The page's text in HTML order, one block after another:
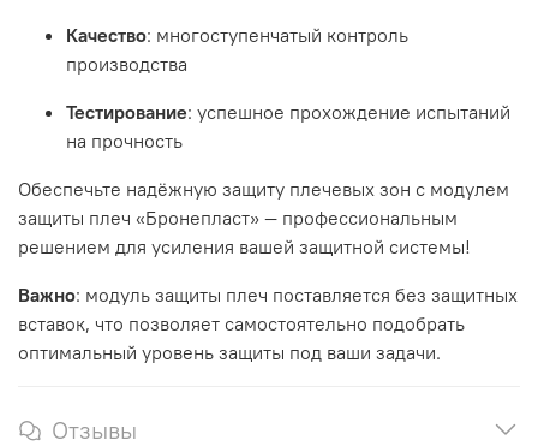
Качество: многоступенчатый контроль
производства
Тестирование: успешное прохождение испытаний
на прочность
Обеспечьте надёжную защиту плечевых зон с модулем
защиты плеч «Бронепласт» — профессиональным
решением для усиления вашей защитной системы!
Важно: модуль защиты плеч поставляется без защитных
вставок, что позволяет самостоятельно подобрать
оптимальный уровень защиты под ваши задачи.
Отзывы